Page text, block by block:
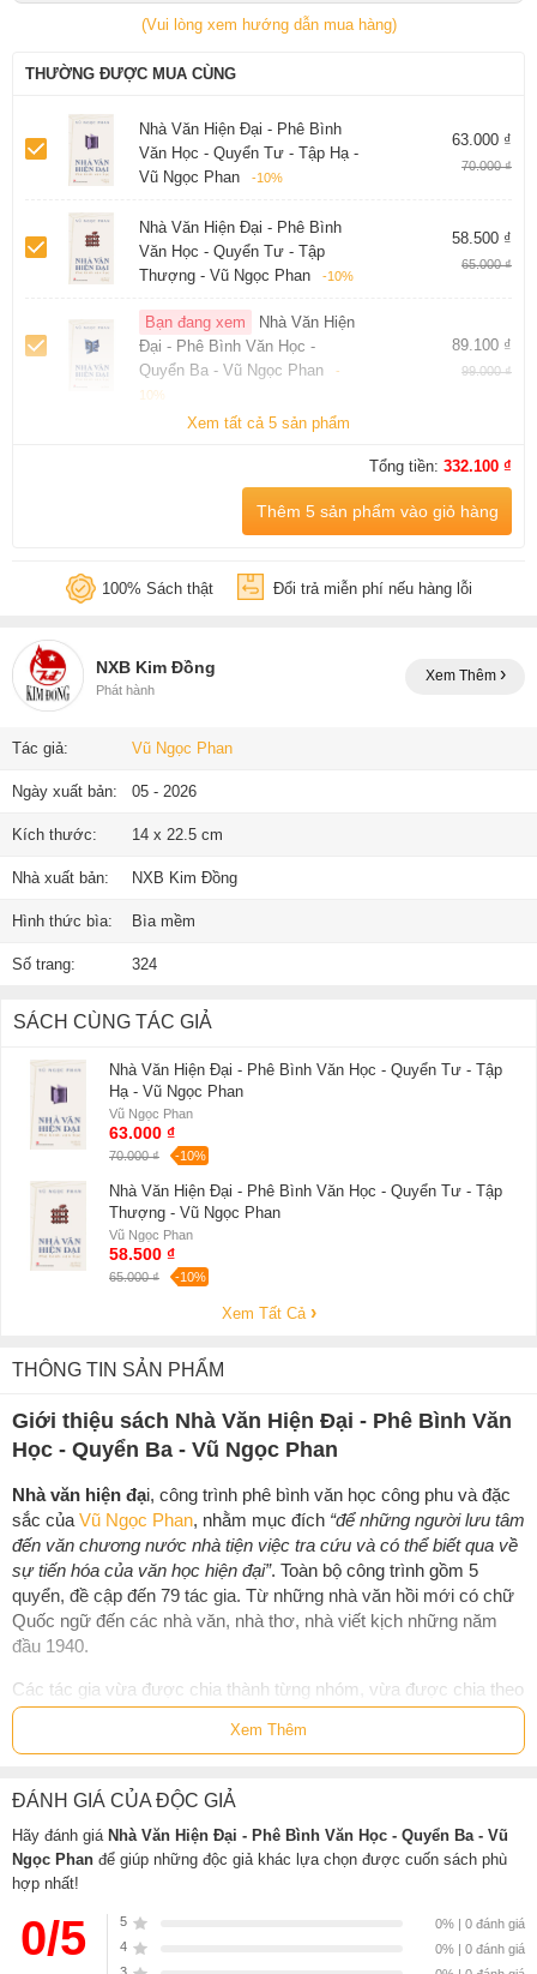
(Vui lòng xem hướng dẫn mua hàng)
THƯỜNG ĐƯỢC MUA CÙNG
Nhà Văn Hiện Đại - Phê Bình
Văn Học - Quyển Tư - Tập Hạ -
Vũ Ngọc Phan
-10%
63.000 ₫
70.000 ₫
Nhà Văn Hiện Đại - Phê Bình
Văn Học - Quyển Tư - Tập
Thượng - Vũ Ngọc Phan
-10%
58.500 ₫
65.000 ₫
Bạn đang xem
Nhà Văn Hiện
Đại - Phê Bình Văn Học -
Quyển Ba - Vũ Ngọc Phan
-
10%
89.100 ₫
99.000 ₫
Xem tất cả 5 sản phẩm
Tổng tiền: 332.100 ₫
Thêm 5 sản phẩm vào giỏ hàng
100% Sách thật Đổi trả miễn phí nếu hàng lỗi
NXB Kim Đồng
Phát hành
Xem Thêm
Tác giả: Vũ Ngọc Phan
Ngày xuất bản: 05 - 2026
Kích thước: 14 x 22.5 cm
Nhà xuất bản: NXB Kim Đồng
Hình thức bìa: Bìa mềm
Số trang: 324
SÁCH CÙNG TÁC GIẢ
Nhà Văn Hiện Đại - Phê Bình Văn Học - Quyển Tư - Tập
Hạ - Vũ Ngọc Phan
Vũ Ngọc Phan
63.000 ₫
70.000 ₫ -10%
Nhà Văn Hiện Đại - Phê Bình Văn Học - Quyển Tư - Tập
Thượng - Vũ Ngọc Phan
Vũ Ngọc Phan
58.500 ₫
65.000 ₫ -10%
Xem Tất Cả
THÔNG TIN SẢN PHẨM
Giới thiệu sách Nhà Văn Hiện Đại - Phê Bình Văn
Học - Quyển Ba - Vũ Ngọc Phan
Nhà văn hiện đại, công trình phê bình văn học công phu và đặc
sắc của Vũ Ngọc Phan, nhằm mục đích “để những người lưu tâm
đến văn chương nước nhà tiện việc tra cứu và có thể biết qua về
sự tiến hóa của văn học hiện đại”. Toàn bộ công trình gồm 5
quyển, đề cập đến 79 tác gia. Từ những nhà văn hồi mới có chữ
Quốc ngữ đến các nhà văn, nhà thơ, nhà viết kịch những năm
đầu 1940.
Các tác gia vừa được chia thành từng nhóm, vừa được chia theo
thể loại văn chương một cách khoa học, rất dễ cho việc học tập
Những nhà viết bút ký
Những nhà viết lịch sử ký sự và truyện ký
Những nhà viết phóng sự
Các nhà phê bình và biên khảo
Các kịch gia
Xem Thêm
ĐÁNH GIÁ CỦA ĐỘC GIẢ
Hãy đánh giá Nhà Văn Hiện Đại - Phê Bình Văn Học - Quyển Ba - Vũ
Ngọc Phan để giúp những độc giả khác lựa chọn được cuốn sách phù
hợp nhất!
0/5 5
0% | 0 đánh giá
4
0% | 0 đánh giá
3